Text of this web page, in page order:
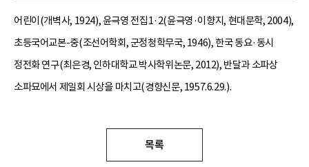
어린이(개벽사, 1924), 윤극영 전집1·2(윤극영·이향지, 현대문학, 2004),
초등국어교본-중(조선어학회, 군정청학무국, 1946), 한국 동요·동시
정전화 연구(최은경, 인하대학교 박사학위논문, 2012), 반달과 소파상
소파묘에서 제일회 시상을 마치고(경향신문, 1957.6.29.).
목록